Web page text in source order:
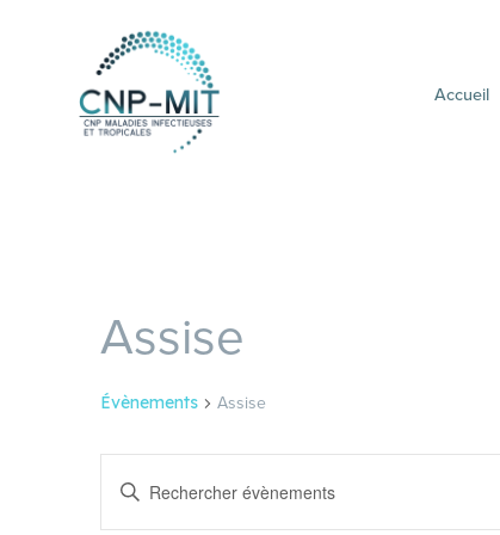
Accueil
Assise
Évènements Assise
Recherche
et
Saisir
mot-